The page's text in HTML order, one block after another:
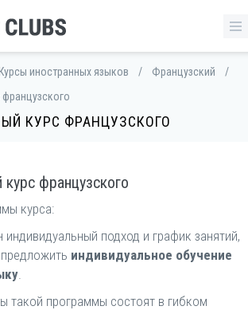
Курсы иностранных языков / Французский
/
КУРС ФРАНЦУЗСКОГО
французского
курса:
подход и график занятий,
индивидуальное обучение
.
такой программы состоят в гибком